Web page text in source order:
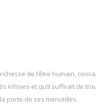
de l’être humain,
infinies et qu’il suffirait de
porte de ses merveilles.